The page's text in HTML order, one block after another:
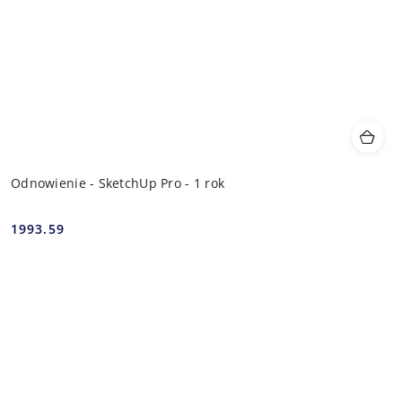
Odnowienie - SketchUp Pro - 1 rok
Cena:
1993.59